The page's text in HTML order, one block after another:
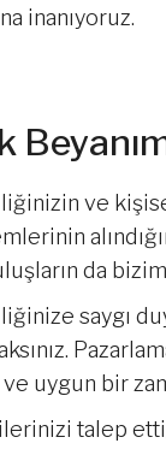
inanıyoruz.
ve
da
saygı
ve uygun bir
talep